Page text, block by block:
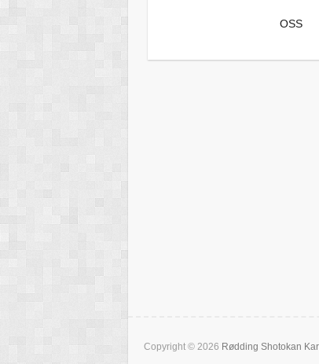
OSS
Copyright © 2026 Rødding Shotokan